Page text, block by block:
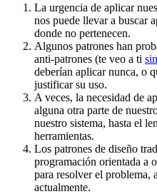
La urgencia de aplicar
nos puede llevar a buscar
donde no pertenecen.
Algunos patrones han
anti-patrones (te veo a ti
deberían aplicar nunca, o
justificar su uso.
A veces, la necesidad de
alguna otra parte de
nuestro sistema, hasta el
herramientas.
Los patrones de diseño
programación orientada a
para resolver el problema,
actualmente.